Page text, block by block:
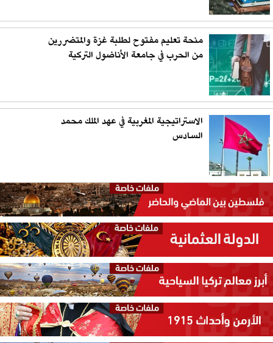
منحة تعليم مفتوح لطلبة غزة والمتضررين
من الحرب في جامعة الأناضول التركية
الاستراتيجية المغربية في عهد الملك محمد
السادس